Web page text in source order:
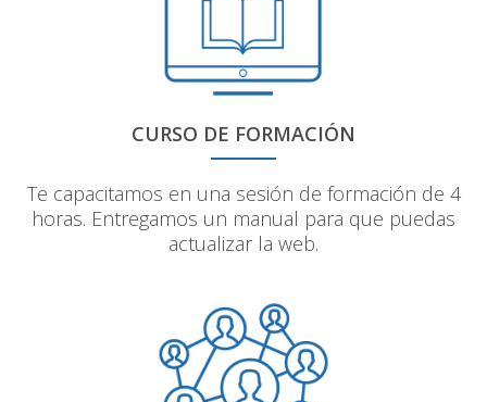
CURSO DE FORMACIÓN
Te capacitamos en una sesión de formación de 4
horas. Entregamos un manual para que puedas
actualizar la web.